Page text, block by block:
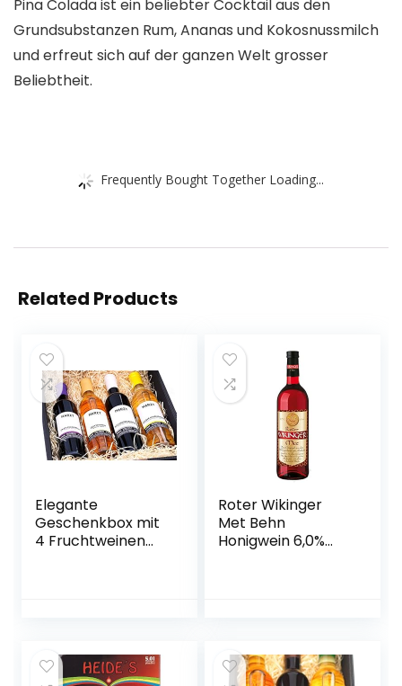
Pina Colada ist ein beliebter Cocktail aus den
Grundsubstanzen Rum, Ananas und Kokosnussmilch
und erfreut sich auf der ganzen Welt grosser
Beliebtheit.
Frequently Bought Together Loading...
Related Products
Elegante
Geschenkbox mit
4 Fruchtweinen
Roter Wikinger
Met Behn
Honigwein 6,0%